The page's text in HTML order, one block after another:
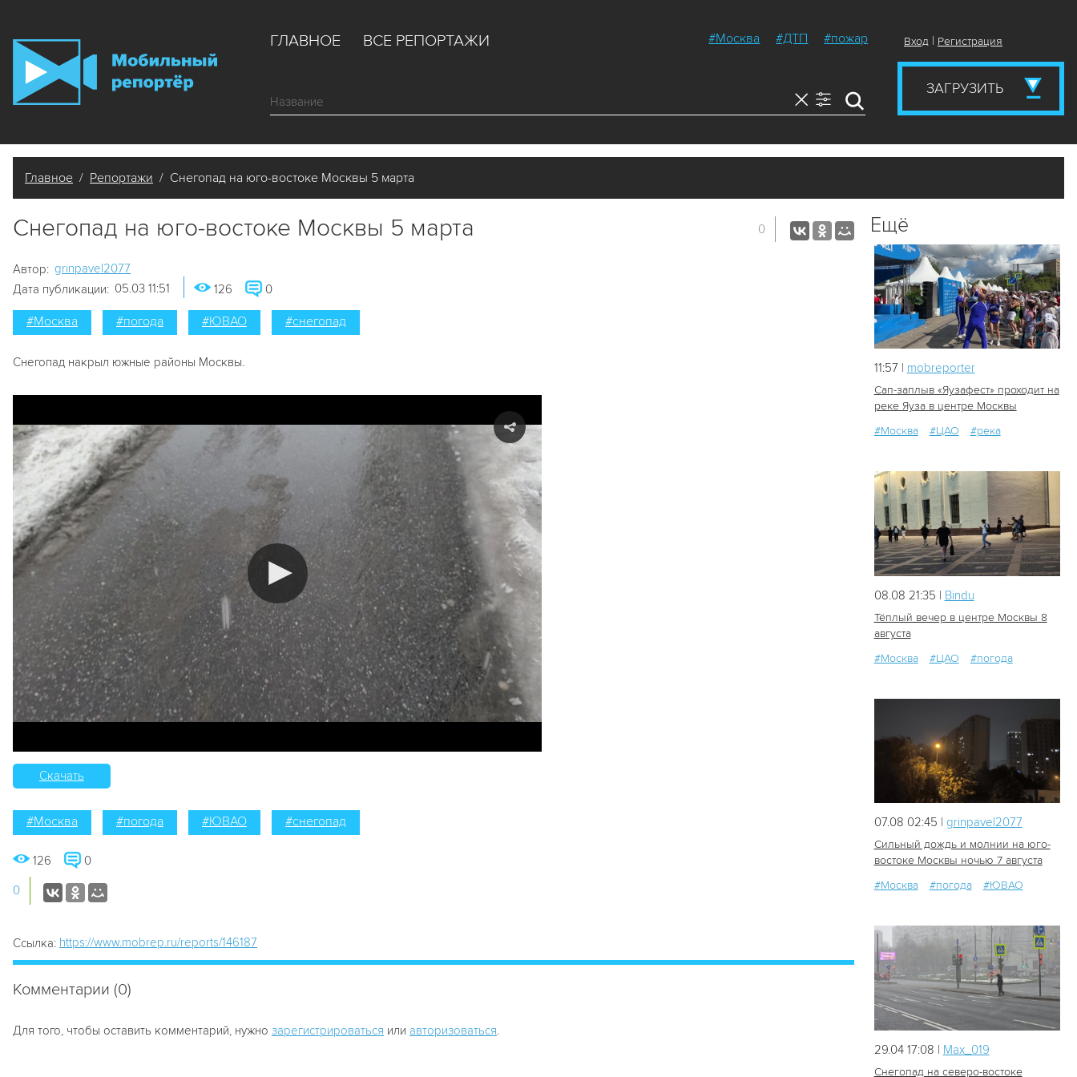
ГЛАВНОЕ ВСЕ РЕПОРТАЖИ #Москва #ДТП #пожар Вход | Регистрация
ЗАГРУЗИТЬ
Главное / Репортажи / Снегопад на юго-востоке Москвы 5 марта
Снегопад на юго-востоке Москвы 5 марта 0
Автор: grinpavel2077
Дата публикации: 05.03 11:51 126 0
#Москва #погода #ЮВАО #снегопад
Снегопад накрыл южные районы Москвы.
Скачать
#Москва #погода #ЮВАО #снегопад
126 0
0
Ссылка: https://www.mobrep.ru/reports/146187
Комментарии (0)
Для того, чтобы оставить комментарий, нужно зарегистрироваться или авторизоваться.
Ещё
11:57 | mobreporter
Сап-заплыв «Яузафест» проходит на
реке Яуза в центре Москвы
#Москва
#ЦАО #река
30
08.08 21:35 | Bindu
Тёплый вечер в центре Москвы 8
августа
#Москва
#ЦАО #погода
59
07.08 02:45 | grinpavel2077
Сильный дождь и молнии на юго-
востоке Москвы ночью 7 августа
#Москва
#погода #ЮВАО
29.04 17:08 | Мах_019
Снегопад на северо-востоке